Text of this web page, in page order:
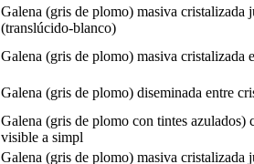
Galena (gris de plomo) masiva cristalizada
(translúcido-blanco)
Galena (gris de plomo) masiva cristalizada
Galena (gris de plomo) diseminada entre
Galena (gris de plomo con tintes
visible a simpl
Galena (gris de plomo) masiva cristalizada